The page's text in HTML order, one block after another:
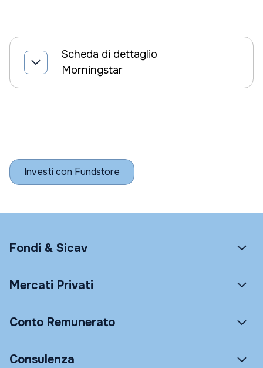
Scheda di dettaglio
Morningstar
Investi con Fundstore
Fondi & Sicav
Mercati Privati
Conto Remunerato
Consulenza